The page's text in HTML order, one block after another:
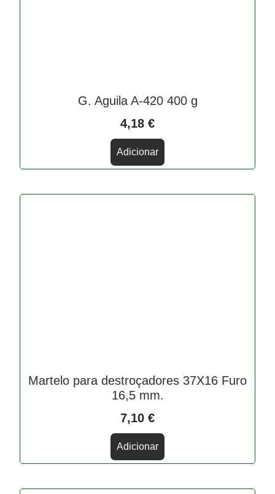
G. Aguila A-420 400 g
4,18 €
Adicionar
Martelo para destroçadores 37X16 Furo
16,5 mm.
7,10 €
Adicionar